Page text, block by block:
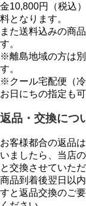
金10,800円（税込
料となります。
また送料込みの商
す。
※離島地域の方は
す。
※クール宅配便（
お日にちの指定も可
返品・交換につ
お客様都合の返品
いましたら、当店
と交換させていただ
商品到着後翌日以
すと返品交換のご